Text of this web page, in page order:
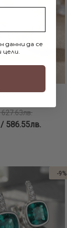
Слънце
586.55лв.
-9%
данни да се